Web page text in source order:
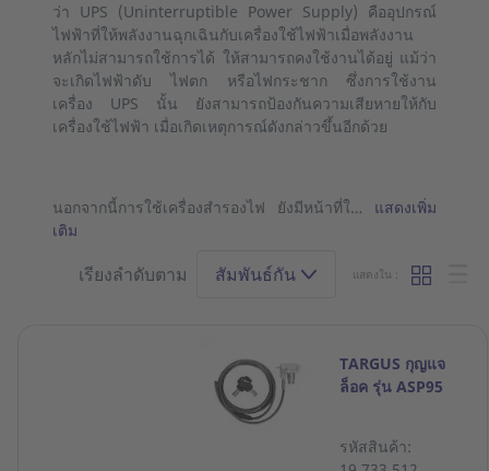
ว่า UPS (Uninterruptible Power Supply) คืออุปกรณ์
ไฟฟ้าที่ให้พลังงานฉุกเฉินกับเครื่องใช้ไฟฟ้าเมื่อพลังงาน
หลักไม่สามารถใช้การได้ ให้สามารถคงใช้งานได้อยู่ แม้ว่า
จะเกิดไฟฟ้าดับ ไฟตก หรือไฟกระชาก ซึ่งการใช้งาน
เครื่อง UPS นั้น ยังสามารถป้องกันความเสียหายให้กับ
เครื่องใช้ไฟฟ้า เมื่อเกิดเหตุการณ์ดังกล่าวขึ้นอีกด้วย
นอกจากนี้การใช้เครื่องสำรองไฟ ยังมีหน้าที่ใ… แสดงเพิ่ม
เติม
เรียงลำดับตาม สัมพันธ์กัน แสดงใน :
TARGUS กุญแจ
ล็อค รุ่น ASP95
รหัสสินค้า: